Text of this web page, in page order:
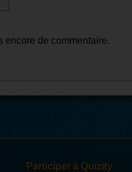
encore de commentaire.
Participer à Quizity